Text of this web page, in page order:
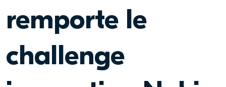
remporte le
challenge